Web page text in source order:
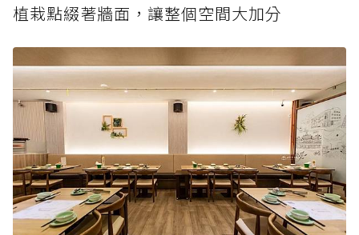
植栽點綴著牆面，讓整個空間大加分